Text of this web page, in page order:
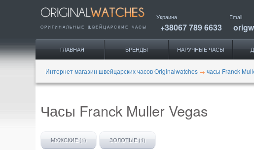
ОРИГИНАЛЬНЫЕ ШВЕЙЦАРСКИЕ ЧАСЫ
Украина
+38067 789 6633
Email
ГЛАВНАЯ БРЕНДЫ НАРУЧНЫЕ ЧАСЫ
Интернет магазин швейцарских часов Originalwatches → часы Franck
Часы Franck Muller Vegas
МУЖСКИЕ (1) ЗОЛОТЫЕ (1)